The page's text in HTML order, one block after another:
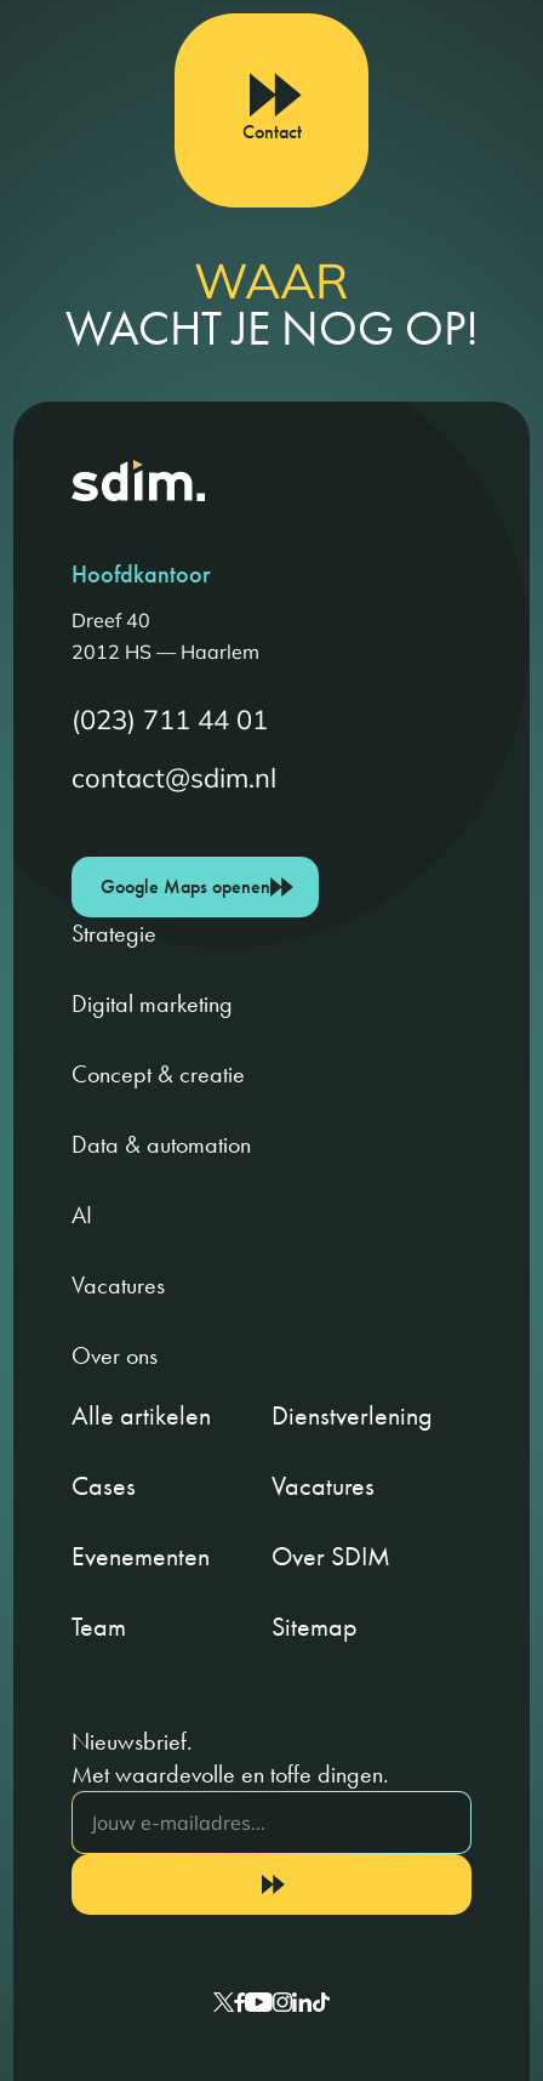
Contact
WAAR
WACHT JE NOG OP!
Hoofdkantoor
Dreef 40
2012 HS — Haarlem
(023) 711 44 01
contact@sdim.nl
Google Maps openen
Strategie
Digital marketing
Concept & creatie
Data & automation
AI
Vacatures
Over ons
Alle artikelen
Dienstverlening
Cases
Vacatures
Evenementen
Over SDIM
Team
Sitemap
Nieuwsbrief.
Met waardevolle en toffe dingen.